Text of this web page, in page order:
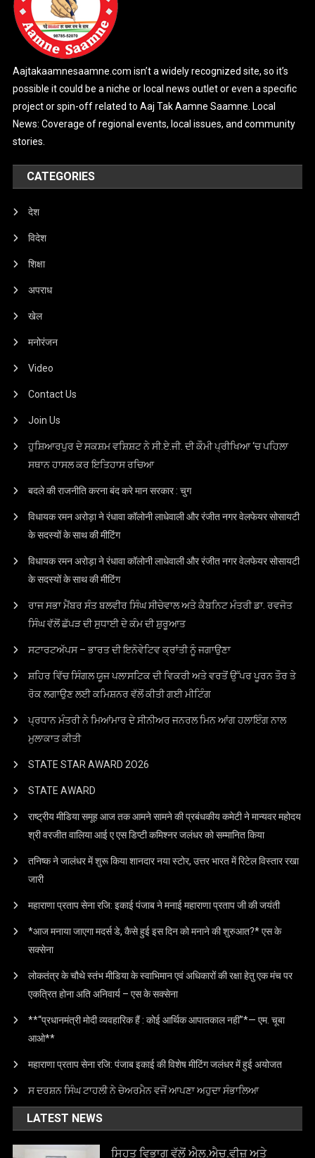
Aajtakaamnesaamne.com isn’t a widely recognized site, so it’s
possible it could be a niche or local news outlet or even a specific
project or spin-off related to Aaj Tak Aamne Saamne. Local
News: Coverage of regional events, local issues, and community
stories.
CATEGORIES
देश
विदेश
शिक्षा
अपराध
खेल
मनोरंजन
Video
Contact Us
Join Us
ਹੁਸ਼ਿਆਰਪੁਰ ਦੇ ਸਕਸ਼ਮ ਵਸ਼ਿਸ਼ਟ ਨੇ ਸੀ.ਏ.ਜੀ. ਦੀ ਕੌਮੀ ਪ੍ਰੀਖਿਆ ‘ਚ ਪਹਿਲਾ
ਸਥਾਨ ਹਾਸਲ ਕਰ ਇਤਿਹਾਸ ਰਚਿਆ
बदले की राजनीति करना बंद करे मान सरकार : चुग
विधायक रमन अरोड़ा ने रंधावा कॉलोनी लाधेवाली और रंजीत नगर वेलफेयर सोसायटी
के सदस्यों के साथ की मीटिंग
विधायक रमन अरोड़ा ने रंधावा कॉलोनी लाधेवाली और रंजीत नगर वेलफेयर सोसायटी
के सदस्यों के साथ की मीटिंग
ਰਾਜ ਸਭਾ ਮੈਂਬਰ ਸੰਤ ਬਲਵੀਰ ਸਿੰਘ ਸੀਚੇਵਾਲ ਅਤੇ ਕੈਬਨਿਟ ਮੰਤਰੀ ਡਾ. ਰਵਜੋਤ
ਸਿੰਘ ਵੱਲੋਂ ਛੱਪੜ ਦੀ ਸੁਧਾਈ ਦੇ ਕੰਮ ਦੀ ਸ਼ੁਰੂਆਤ
ਸਟਾਰਟਅੱਪਸ – ਭਾਰਤ ਦੀ ਇਨੋਵੇਟਿਵ ਕ੍ਰਾਂਤੀ ਨੂੰ ਜਗਾਉਣਾ
ਸ਼ਹਿਰ ਵਿੱਚ ਸਿੰਗਲ ਯੂਜ ਪਲਾਸਟਿਕ ਦੀ ਵਿਕਰੀ ਅਤੇ ਵਰਤੋਂ ਉੱਪਰ ਪੂਰਨ ਤੌਰ ਤੇ
ਰੋਕ ਲਗਾਉਣ ਲਈ ਕਮਿਸ਼ਨਰ ਵੱਲੋਂ ਕੀਤੀ ਗਈ ਮੀਟਿੰਗ
ਪ੍ਰਧਾਨ ਮੰਤਰੀ ਨੇ ਮਿਆਂਮਾਰ ਦੇ ਸੀਨੀਅਰ ਜਨਰਲ ਮਿਨ ਆਂਗ ਹਲਾਇੰਗ ਨਾਲ
ਮੁਲਾਕਾਤ ਕੀਤੀ
STATE STAR AWARD 2O26
STATE AWARD
राष्ट्रीय मीडिया समूह आज तक आमने सामने की प्रबंधकीय कमेटी ने मान्यवर महोदय
श्री वरजीत वालिया आई ए एस डिप्टी कमिश्नर जलंधर को सम्मानित किया
तनिष्क ने जालंधर में शुरू किया शानदार नया स्टोर, उत्तर भारत में रिटेल विस्तार रखा
जारी
महाराणा प्रताप सेना रजि: इकाई पंजाब ने मनाई महाराणा प्रताप जी की जयंती
*आज मनाया जाएगा मदर्स डे, कैसे हुई इस दिन को मनाने की शुरुआत?* एस के
सक्सेना
लोकतंत्र के चौथे स्तंभ मीडिया के स्वाभिमान एवं अधिकारों की रक्षा हेतु एक मंच पर
एकत्रित होना अति अनिवार्य – एस के सक्सेना
**“प्रधानमंत्री मोदी व्यवहारिक हैं : कोई आर्थिक आपातकाल नहीं”*— एम. चूबा
आओ**
महाराणा प्रताप सेना रजि: पंजाब इकाई की विशेष मीटिंग जलंधर में हुई अयोजत
ਸ ਦਰਸ਼ਨ ਸਿੰਘ ਟਾਹਲੀ ਨੇ ਚੇਅਰਮੈਨ ਵਜੋਂ ਆਪਣਾ ਅਹੁਦਾ ਸੰਭਾਲਿਆ
LATEST NEWS
ਸਿਹਤ ਵਿਭਾਗ ਵੱਲੋਂ ਐਲ.ਐਚ.ਵੀਜ਼ ਅਤੇ